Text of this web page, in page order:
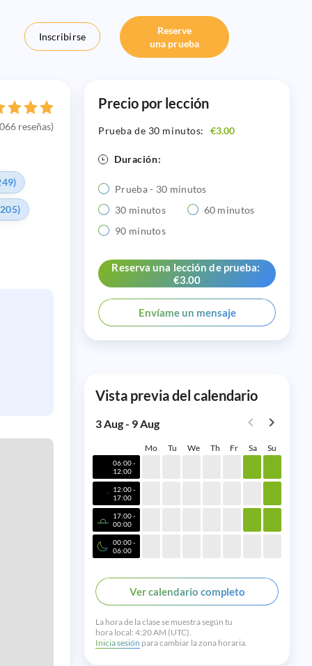
Inscribirse
Reserve
una prueba
reseñas)
Precio por lección
Prueba de 30 minutos: €3.00
Duración:
Prueba - 30 minutos
30 minutos
60 minutos
90 minutos
Reserva una lección de prueba:
€3.00
Envíame un mensaje
Vista previa del calendario
3 Aug - 9 Aug
Mo Tu We Th Fr Sa Su
06:00 -
12:00
12:00 -
17:00
17:00 -
00:00
00:00 -
06:00
Ver calendario completo
La hora de la clase se muestra según tu
hora local: 4:20 AM (UTC).
Inicia sesión para cambiar la zona horaria.